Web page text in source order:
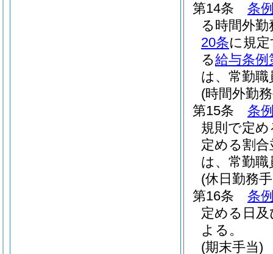
第14条
条
る時間外勤
20条に規
る給与条例
は、常勤
(時間外勤
第15条
条
規則で定
定める割
は、常勤
(休日勤務
第16条
条
定める日
よる。
(期末手当)